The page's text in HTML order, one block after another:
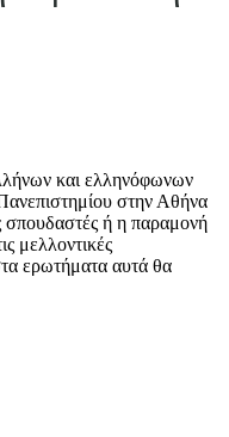
και ελληνόφωνων
στην Αθήνα
σπουδαστές ή η παραμονή
μελλοντικές
ερωτήματα αυτά θα